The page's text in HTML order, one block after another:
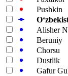
Pushkin
Alisher
Beruniy
Chorsu
Dustlik
Gafur